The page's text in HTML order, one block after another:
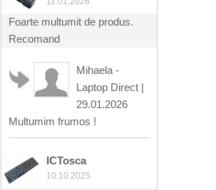
Foarte multumit de produs.
Recomand
Mihaela -
Laptop Direct |
29.01.2026
Multumim frumos !
ICTosca
10.10.2025